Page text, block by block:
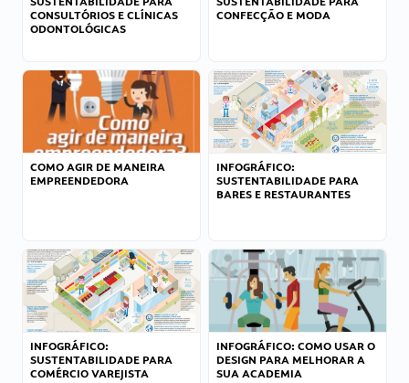
CONSULTÓRIOS E CLÍNICAS
ODONTOLÓGICAS
CONFECÇÃO E MODA
COMO AGIR DE MANEIRA
EMPREENDEDORA
INFOGRÁFICO:
SUSTENTABILIDADE PARA
BARES E RESTAURANTES
INFOGRÁFICO:
SUSTENTABILIDADE PARA
COMÉRCIO VAREJISTA
INFOGRÁFICO: COMO USAR O
DESIGN PARA MELHORAR A
SUA ACADEMIA